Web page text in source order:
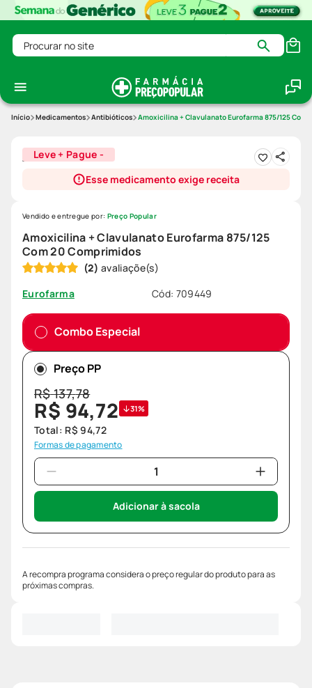
Procurar no site
Medicamentos Antibióticos Amoxicilina + Clavulanato Eurofarma 875/125 Com
Leve + Pague -
Esse medicamento exige receita
Amoxicilina + Clavulanato Eurofarma 875/125
Com 20 Comprimidos
(2)
Eurofarma
Cód: 709449
Vendido e entregue por: Preço Popular
Combo Especial
Preço PP
R$137,78
R$ 94,72 31%
Total: R$ 94,72
Formas de pagamento
Adicionar à sacola
A recompra programa considera o preço regular do produto para as
próximas compras.